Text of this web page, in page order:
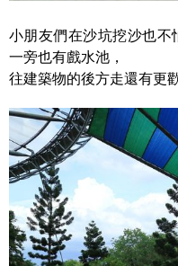
小朋友們在沙坑挖沙也不
一旁也有戲水池，
往建築物的後方走還有更